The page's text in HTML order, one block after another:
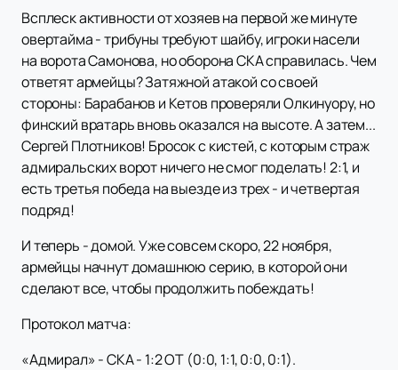
Всплеск активности от хозяев на первой же минуте
овертайма - трибуны требуют шайбу, игроки насели
на ворота Самонова, но оборона СКА справилась. Чем
ответят армейцы? Затяжной атакой со своей
стороны: Барабанов и Кетов проверяли Олкинуору, но
финский вратарь вновь оказался на высоте. А затем...
Сергей Плотников! Бросок с кистей, с которым страж
адмиральских ворот ничего не смог поделать! 2:1, и
есть третья победа на выезде из трех - и четвертая
подряд!
И теперь - домой. Уже совсем скоро, 22 ноября,
армейцы начнут домашнюю серию, в которой они
сделают все, чтобы продолжить побеждать!
Протокол матча:
«Адмирал» - СКА - 1:2 ОТ (0:0, 1:1, 0:0, 0:1).